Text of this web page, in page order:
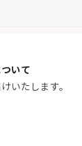
いて
いたします。